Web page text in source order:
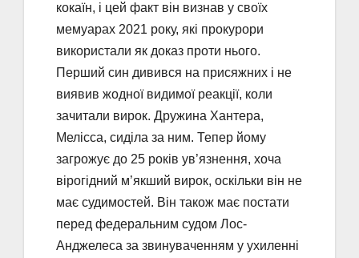
кокаїн, і цей факт він визнав у своїх
мемуарах 2021 року, які прокурори
використали як доказ проти нього.
Перший син дивився на присяжних і не
виявив жодної видимої реакції, коли
зачитали вирок. Дружина Хантера,
Мелісса, сиділа за ним. Тепер йому
загрожує до 25 років ув’язнення, хоча
вірогідний м’якший вирок, оскільки він не
має судимостей. Він також має постати
перед федеральним судом Лос-
Анджелеса за звинуваченням у ухиленні